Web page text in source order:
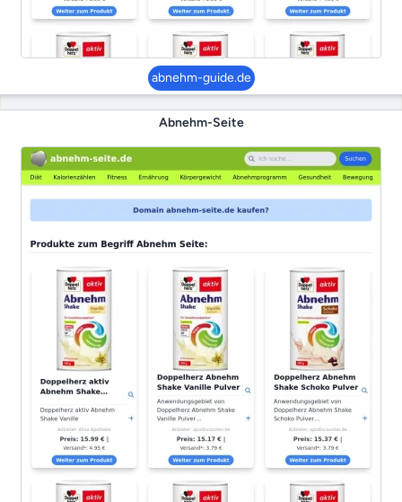
abnehm-guide.de
Abnehm-Seite